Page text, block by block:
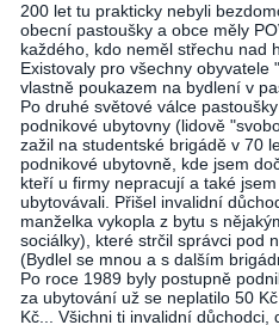
200 let tu prakticky nebyli
obecní pastoušky a obce měly
každého, kdo neměl střechu nad
Existovaly pro všechny obyvatele
vlastně poukazem na bydlení v
Po druhé světové válce
podnikové ubytovny (lidově
zažil na studentské brigádě v 70
podnikové ubytovně, kde jsem
kteří u firmy nepracují a také
ubytovávali. Přišel invalidní
manželka vykopla z bytu s
sociálky), které strčil správci pod
(Bydlel se mnou a s dalším
Po roce 1989 byly postupně
za ubytování už se neplatilo 50
Kč... Všichni ti invalidní